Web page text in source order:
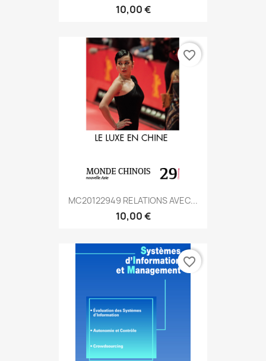
10,00 €
MC20122949 RELATIONS AVEC...
10,00 €
favorite_border
favorite_border